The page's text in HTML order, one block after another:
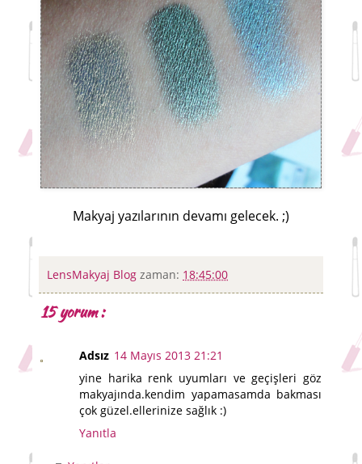
Makyaj yazılarının devamı gelecek. ;)
LensMakyaj Blog zaman: 18:45:00
15 yorum :
Adsız 14 Mayıs 2013 21:21
yine harika renk uyumları ve geçişleri göz
makyajında.kendim yapamasamda bakması
çok güzel.ellerinize sağlık :)
Yanıtla